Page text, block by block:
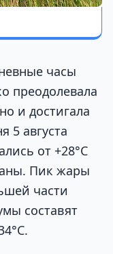
часы
преодолевала
и достигала
5 августа
от +28°С
Пик жары
части
составят